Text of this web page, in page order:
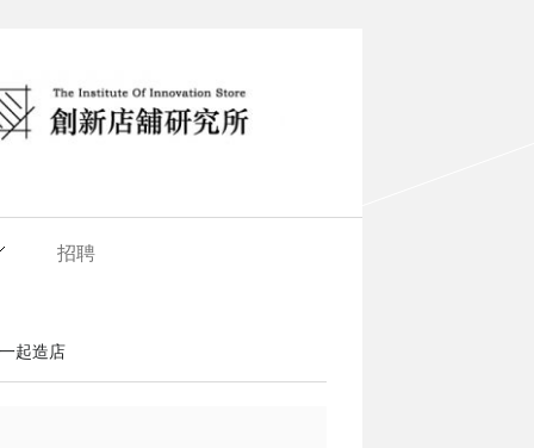
招聘
起造店